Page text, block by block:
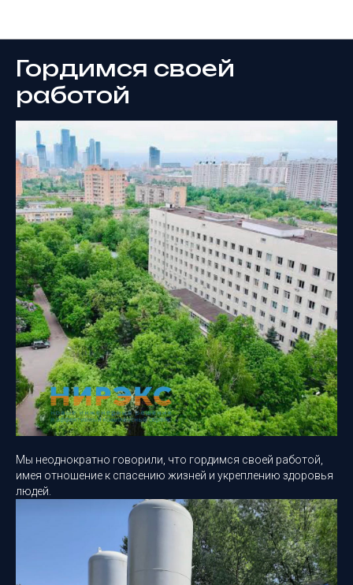
Гордимся своей
работой
Мы неоднократно говорили, что гордимся своей работой,
имея отношение к спасению жизней и укреплению здоровья
людей.